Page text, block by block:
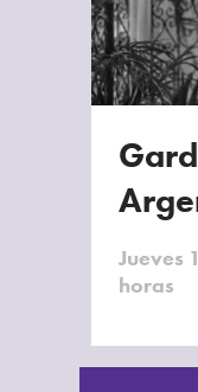
Jueves
horas